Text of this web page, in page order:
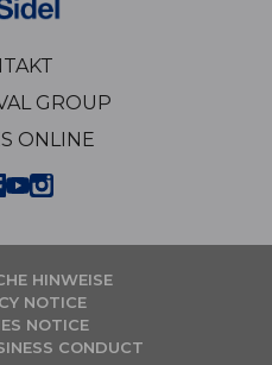
GROUP
ONLINE
HINWEISE
NOTICE
NOTICE
CONDUCT